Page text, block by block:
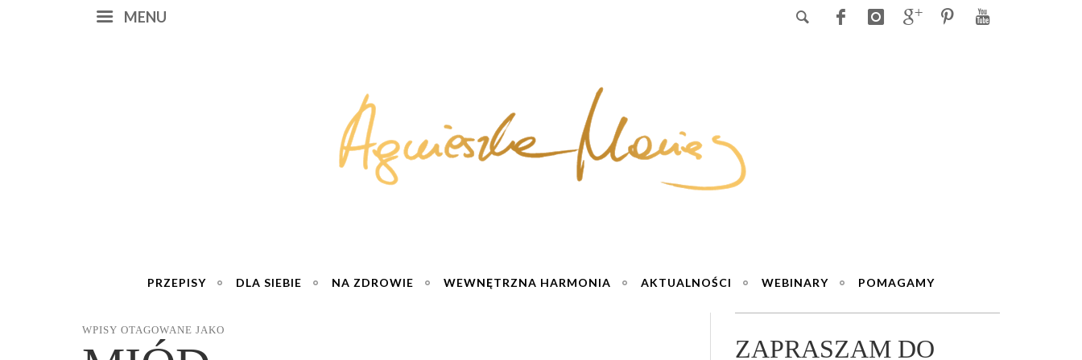
MENU
PRZEPISY DLA SIEBIE NA ZDROWIE WEWNĘTRZNA HARMONIA AKTUALNOŚCI WEBINARY POMAGAMY
WPISY OTAGOWANE JAKO
ZAPRASZAM DO